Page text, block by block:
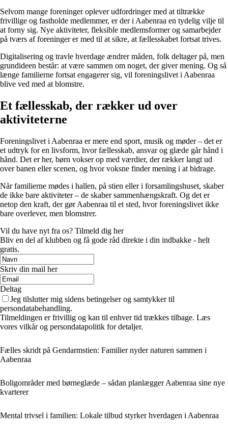
Selvom mange foreninger oplever udfordringer med at tiltrække
frivillige og fastholde medlemmer, er der i Aabenraa en tydelig vilje til
at forny sig. Nye aktiviteter, fleksible medlemsformer og samarbejder
på tværs af foreninger er med til at sikre, at fællesskabet fortsat trives.
Digitalisering og travle hverdage ændrer måden, folk deltager på, men
grundideen består: at være sammen om noget, der giver mening. Og så
længe familierne fortsat engagerer sig, vil foreningslivet i Aabenraa
blive ved med at blomstre.
Et fællesskab, der rækker ud over
aktiviteterne
Foreningslivet i Aabenraa er mere end sport, musik og møder – det er
et udtryk for en livsform, hvor fællesskab, ansvar og glæde går hånd i
hånd. Det er her, børn vokser op med værdier, der rækker langt ud
over banen eller scenen, og hvor voksne finder mening i at bidrage.
Når familierne mødes i hallen, på stien eller i forsamlingshuset, skaber
de ikke bare aktiviteter – de skaber sammenhængskraft. Og det er
netop den kraft, der gør Aabenraa til et sted, hvor foreningslivet ikke
bare overlever, men blomstrer.
Vil du have nyt fra os? Tilmeld dig her
Bliv en del af klubben og få gode råd direkte i din indbakke - helt
gratis.
Skriv din mail her
Deltag
Jeg tilslutter mig sidens betingelser og samtykker til
persondatabehandling.
Tilmeldingen er frivillig og kan til enhver tid trækkes tilbage. Læs
vores vilkår og persondatapolitik for detaljer.
Fælles skridt på Gendarmstien: Familier nyder naturen sammen i
Aabenraa
Boligområder med børneglæde – sådan planlægger Aabenraa sine nye
kvarterer
Mental trivsel i familien: Lokale tilbud styrker hverdagen i Aabenraa